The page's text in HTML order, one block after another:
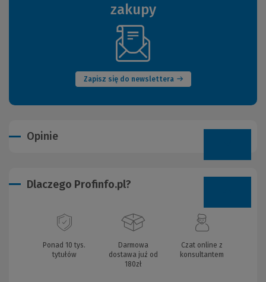
zakupy
Zapisz się do newslettera
(Nowe
okno)
Opinie
Dlaczego Profinfo.pl?
Ponad 10 tys.
tytułów
Darmowa
dostawa już od
180zł
Czat online z
konsultantem